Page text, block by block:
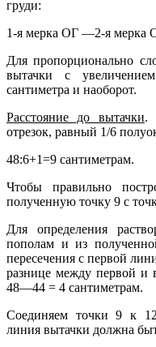
груди:
1-я мерка ОГ —2-я мерка
Для пропорционально
вытачки с
сантиметра и наоборот.
Расстояние до вытачки.
отрезок, равный 1/6
48:6+1=9 сантиметрам.
Чтобы правильно
полученную точку 9 с
Для определения
пополам и из
пересечения с первой
разнице между первой и
48—44 = 4 сантиметрам.
Соединяем точки 9 к
линия вытачки должна